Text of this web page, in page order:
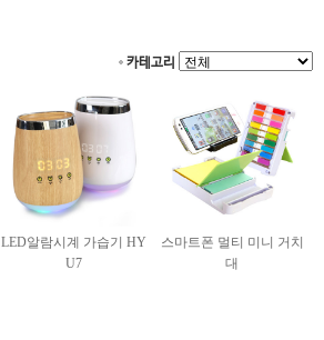
카테고리
LED알람시계 가습기 HY
U7
스마트폰 멀티 미니 거치
대